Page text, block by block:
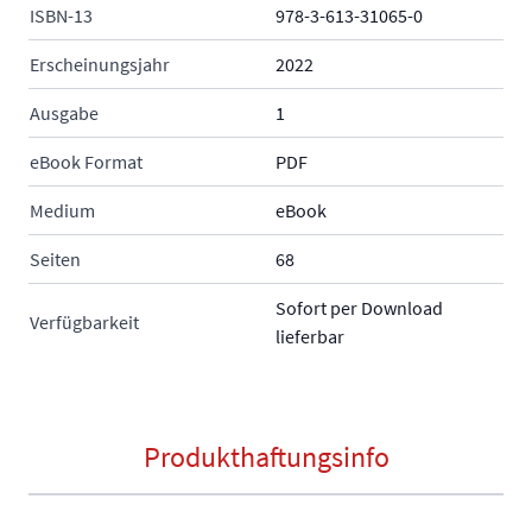
ISBN-13 978-3-613-31065-0
Erscheinungsjahr 2022
Ausgabe 1
eBook Format PDF
Medium eBook
Seiten 68
Verfügbarkeit
Sofort per Download
lieferbar
Produkthaftungsinfo